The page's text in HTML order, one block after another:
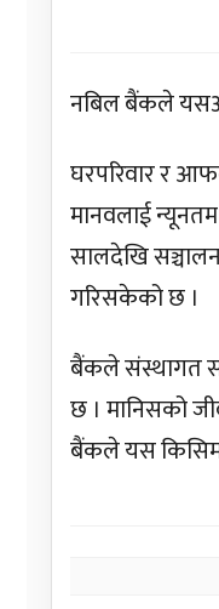
नबिल बैंकले
घरपरिवार र
मानवलाई
सालदेखि
गरिसकेको छ ।
बैंकले संस्थागत
छ । मानिसको
बैंकले यस